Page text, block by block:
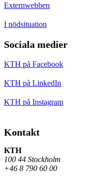
Externwebben
I nödsituation
Sociala medier
KTH på Facebook
KTH på LinkedIn
KTH på Instagram
Kontakt
KTH
100 44 Stockholm
+46 8 790 60 00